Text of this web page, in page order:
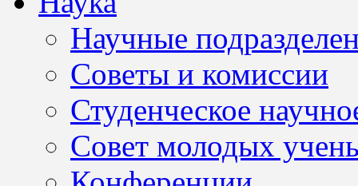
Научные
Советы и комиссии
Студенческое
Совет молодых